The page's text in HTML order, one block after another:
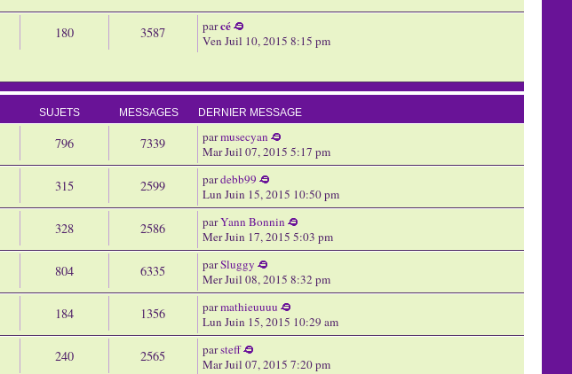
180 3587 parcé
Ven Juil 10, 2015 8:15 pm
SUJETS MESSAGES DERNIER MESSAGE
796 7339 parmusecyan
Mar Juil 07, 2015 5:17 pm
315 2599 pardebb99
Lun Juin 15, 2015 10:50 pm
328 2586 parYann Bonnin
Mer Juin 17, 2015 5:03 pm
804 6335 parSluggy
Mer Juil 08, 2015 8:32 pm
184 1356 parmathieuuuu
Lun Juin 15, 2015 10:29 am
240 2565 parsteff
Mar Juil 07, 2015 7:20 pm